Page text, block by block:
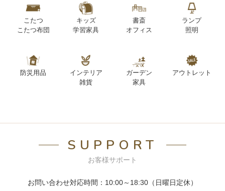
こたつ
こたつ布団
キッズ
学習家具
書斎
オフィス
ランプ
照明
防災用品
インテリア
雑貨
ガーデン
家具
アウトレット
SUPPORT
お客様サポート
お問い合わせ対応時間：10:00～18:30（日曜日定休）